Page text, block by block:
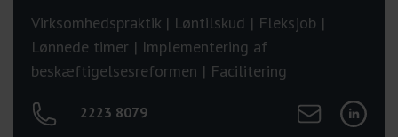
Virksomhedspraktik | Løntilskud | Fleksjob |
Lønnede timer | Implementering af
beskæftigelsesreformen | Facilitering
2223 8079 Send mail til
Tilgå